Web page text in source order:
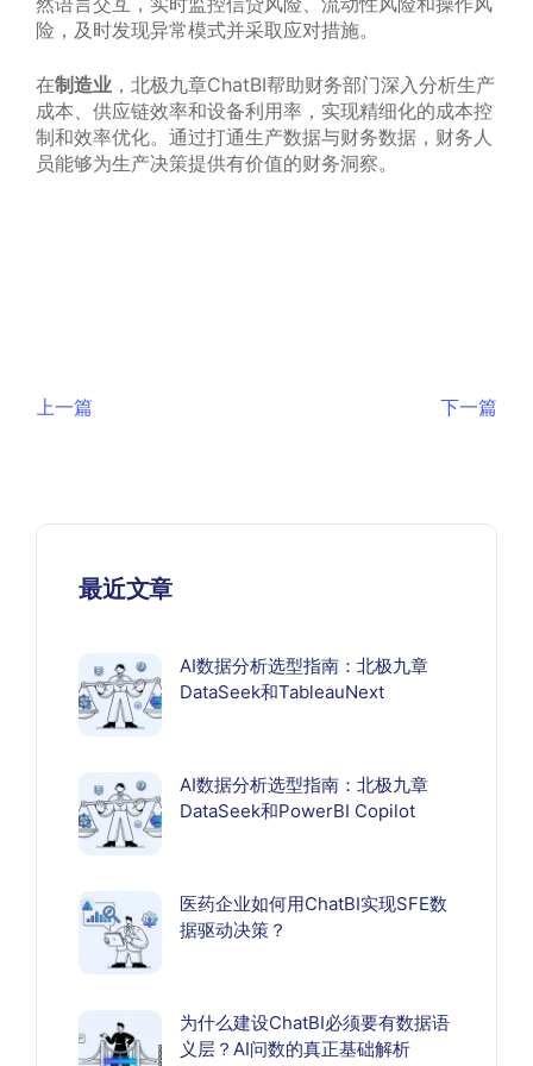
险，及时发现异常模式并采取应对措施。
在制造业 ，北极九章ChatBI帮助财务部门深入分析生产
成本、供应链效率和设备利用率，实现精细化的成本控
制和效率优化。通过打通生产数据与财务数据，财务人
员能够为生产决策提供有价值的财务洞察。
上一篇 下一篇
最近文章
AI数据分析选型指南：北极九章
DataSeek和TableauNext
AI数据分析选型指南：北极九章
DataSeek和PowerBI Copilot
医药企业如何用ChatBI实现SFE数
据驱动决策？
为什么建设ChatBI必须要有数据语
义层？AI问数的真正基础解析